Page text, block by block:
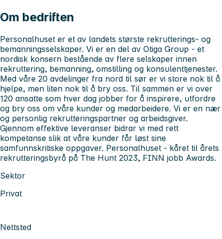
Om bedriften
Personalhuset er et av landets største rekrutterings- og
bemanningsselskaper. Vi er en del av Otiga Group - et
nordisk konsern bestående av flere selskaper innen
rekruttering, bemanning, omstilling og konsulenttjenester.
Med våre 20 avdelinger fra nord til sør er vi store nok til å
hjelpe, men liten nok til å bry oss. Til sammen er vi over
120 ansatte som hver dag jobber for å inspirere, utfordre
og bry oss om våre kunder og medarbeidere. Vi er en nær
og personlig rekrutteringspartner og arbeidsgiver.
Gjennom effektive leveranser bidrar vi med rett
kompetanse slik at våre kunder får løst sine
samfunnskritiske oppgaver. Personalhuset - kåret til årets
rekrutteringsbyrå på The Hunt 2023, FINN jobb Awards.
Sektor
Privat
Nettsted